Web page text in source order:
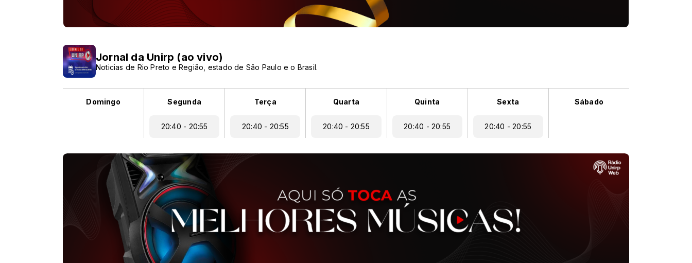
Jornal da Unirp (ao vivo)
Noticias de Rio Preto e Região, estado de São Paulo e o Brasil.
Domingo Segunda
20:40 - 20:55
Terça
20:40 - 20:55
Quarta
20:40 - 20:55
Quinta
20:40 - 20:55
Sexta
20:40 - 20:55
Sábado